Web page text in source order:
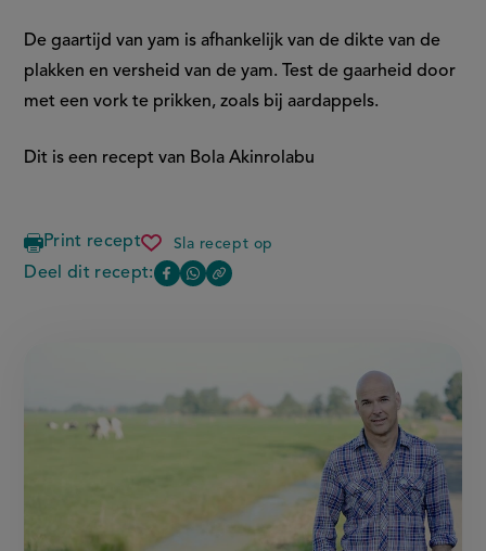
De gaartijd van yam is afhankelijk van de dikte van de
plakken en versheid van de yam. Test de gaarheid door
met een vork te prikken, zoals bij aardappels.
Dit is een recept van Bola Akinrolabu
Print recept Sla recept op
iyan
(isu
pelu
Deel dit recept:
Deel
Facebook
venster,
Deel
WhatsApp
venster,
Copy